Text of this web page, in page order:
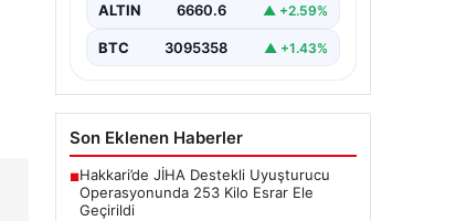
ALTIN 6660.6 ▲ +2.59%
BTC 3095358 ▲ +1.43%
Son Eklenen Haberler
■Hakkari’de JİHA Destekli Uyuşturucu
Operasyonunda 253 Kilo Esrar Ele
Geçirildi